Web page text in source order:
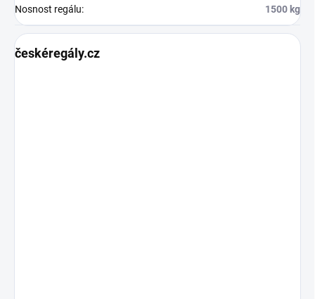
Nosnost regálu: 1500 kg
českéregály.cz